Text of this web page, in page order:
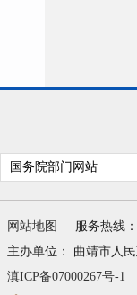
国务院部门网站
网站地图
服务热线
主办单位： 曲靖市人
滇ICP备07000267号-1